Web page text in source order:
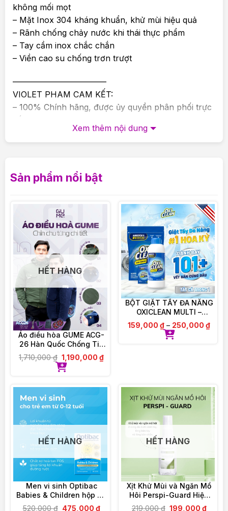
không mối mọt
– Mặt Inox 304 kháng khuẩn, khử mùi hiệu quả
– Rãnh chống chảy nước khi thái thực phẩm
– Tay cầm inox chắc chắn
– Viền cao su chống trơn trượt
———————————–
VIOLET PHAM CAM KẾT:
– 100% Chính hãng, được ủy quyền phân phối trực
tiếp.
– Cam kết đổi trả, hoàn tiền nếu giao sai, nhầm,
thiếu sản phẩm
———————————
VIOLET PHAM – CHẤT LƯỢNG ĐI CÙNG TÂM
Xem thêm nội dung
Sản phẩm nổi bật
HẾT HÀNG
Áo điều hòa GUME ACG-
26 Hàn Quốc Chống Tia
UV – Bảo Hành Chính
Hãng 12 tháng
1,710,000₫ 1,190,000₫
BỘT GIẶT TẨY ĐA NĂNG
OXICLEAN MULTI –
PURPOSE STAIN
REMOVER
159,000₫ – 250,000₫
HẾT HÀNG
Men vi sinh Optibac
Babies & Children hộp 30
gói
520,000₫ 475,000 ₫
HẾT HÀNG
Xịt Khử Mùi và Ngăn Mồ
Hôi Perspi-Guard Hiệu
Quả Tối Ưu 30ml
219,000₫ 199,000 ₫